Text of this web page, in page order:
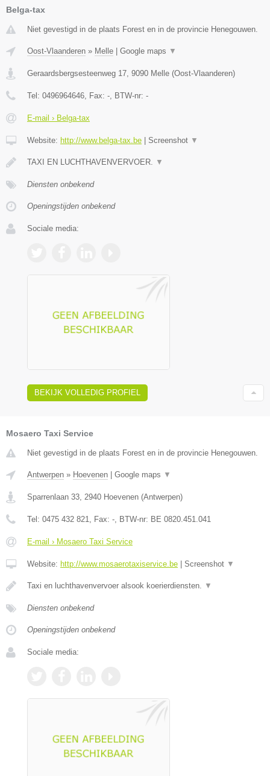
Belga-tax
Niet gevestigd in de plaats Forest en in de provincie Henegouwen.
Oost-Vlaanderen » Melle | Google maps ▼
Geraardsbergsesteenweg 17 9090 Melle (Oost-Vlaanderen)
Tel: 0496964646 , Fax: - , BTW-nr: -
E-mail › Belga-tax
Website: http://www.belga-tax.be | Screenshot ▼
TAXI EN LUCHTHAVENVERVOER. ▼
Diensten onbekend
Openingstijden onbekend
Sociale media:
BEKIJK VOLLEDIG PROFIEL
Mosaero Taxi Service
Niet gevestigd in de plaats Forest en in de provincie Henegouwen.
Antwerpen » Hoevenen Google maps ▼
Sparrenlaan 33, 2940 Hoevenen (Antwerpen)
Tel: 0475 432 821, Fax: -, BTW-nr: BE 0820.451.041
E-mail › Mosaero Taxi Service
Website: http://www.mosaerotaxiservice.be Screenshot ▼
Taxi en luchthavenvervoer alsook koerierdiensten. ▼
Diensten onbekend
Openingstijden onbekend
Sociale media: